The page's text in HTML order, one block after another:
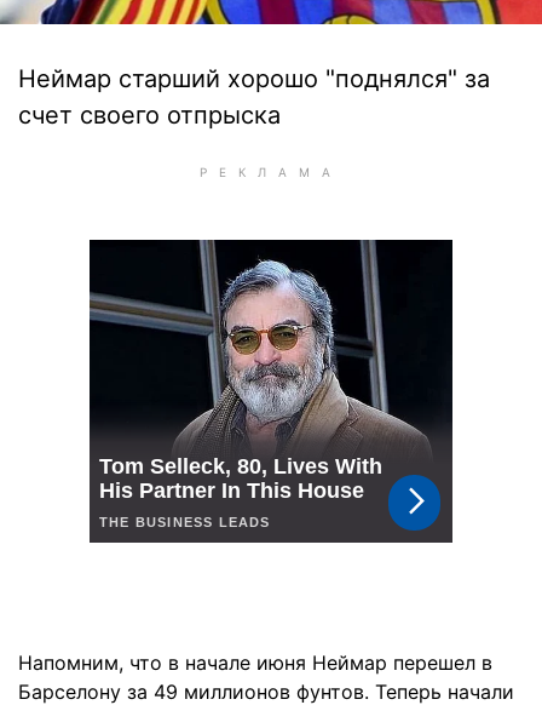
Неймар старший хорошо "поднялся" за
счет своего отпрыска
Напомним, что в начале июня Неймар перешел в
Барселону за 49 миллионов фунтов. Теперь начали